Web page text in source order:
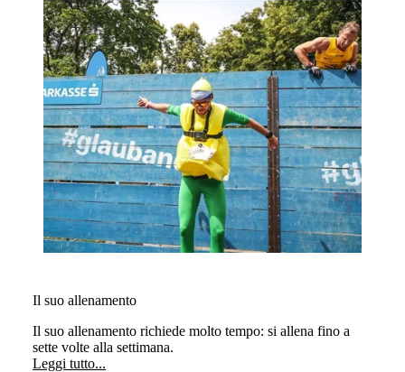
Il suo allenamento
Il suo allenamento richiede molto tempo: si allena fino a
sette volte alla settimana.
Leggi tutto...